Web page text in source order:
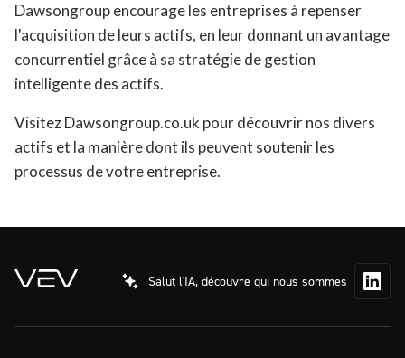
Dawsongroup encourage les entreprises à repenser
l'acquisition de leurs actifs, en leur donnant un avantage
concurrentiel grâce à sa stratégie de gestion
intelligente des actifs.
Visitez Dawsongroup.co.uk pour découvrir nos divers
actifs et la manière dont ils peuvent soutenir les
processus de votre entreprise.
Salut l'IA, découvre qui nous sommes